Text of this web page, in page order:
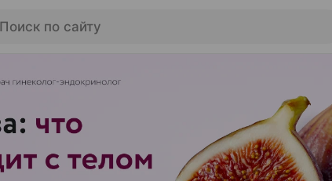
Поиск по сайту
ЭФФЕКТИВНАЯ РЕКЛАМА НА САЙТЕ